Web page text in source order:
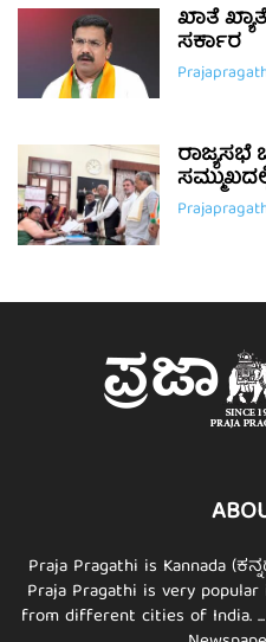
ಖಾತೆ
ಸರ್ಕಾರ
ರಾಜ್ಯಸಭೆ
Praja Pragathi is Kannada
Praja Pragathi is very
from different cities of India.